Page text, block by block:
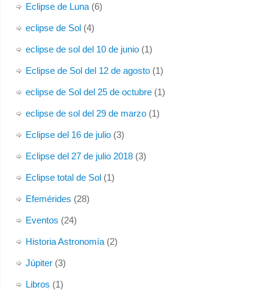
Eclipse de Luna(6)
eclipse de Sol(4)
eclipse de sol del 10 de junio(1)
Eclipse de Sol del 12 de agosto(1)
eclipse de Sol del 25 de octubre(1)
eclipse de sol del 29 de marzo(1)
Eclipse del 16 de julio(3)
Eclipse del 27 de julio 2018(3)
Eclipse total de Sol(1)
Efemérides (28)
Eventos (24)
Historia Astronomía(2)
Júpiter(3)
Libros (1)